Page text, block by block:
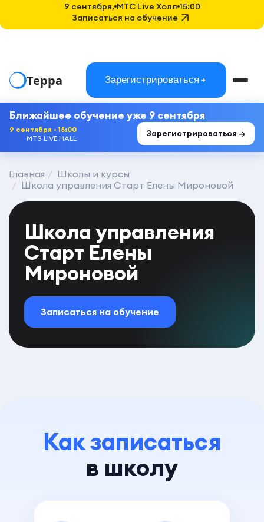
Терра Зарегистрироваться
Ближайшее обучение уже 9 сентября
9 сентября · 15:00
MTS LIVE HALL
Зарегистрироваться →
Главная
Школы и курсы
Школа управления Старт Елены Мироновой
Школа управления
Старт Елены
Мироновой
Записаться на обучение
Как записаться
в школу
9 сентября, MTC Live Холл 15:00
Записаться на обучение